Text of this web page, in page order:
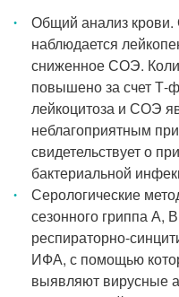
Общий анализ
наблюдается
сниженное СОЭ.
повышено за счет Т-
лейкоцитоза и СОЭ
неблагоприятным
свидетельствует о
бактериальной
Серологические
сезонного гриппа А,
респираторно-
ИФА, с помощью
выявляют вирусные